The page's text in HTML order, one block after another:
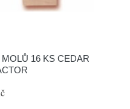
16 KS CEDAR